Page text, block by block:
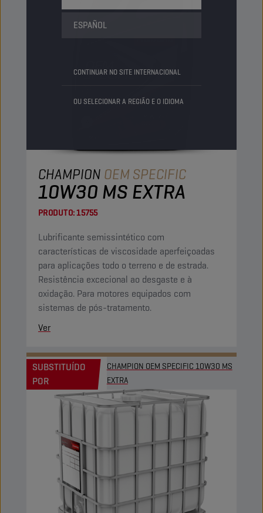
ESPAÑOL
CONTINUAR NO SITE INTERNACIONAL
OU SELECIONAR A REGIÃO E O IDIOMA
CHAMPION OEM SPECIFIC
10W30 MS EXTRA
PRODUTO:15755
Lubrificante semissintético com
características de viscosidade aperfeiçoadas
para aplicações todo o terreno e de estrada.
Resistência excecional ao desgaste e à
oxidação. Para motores equipados com
sistemas de pós-tratamento.
Ver
SUBSTITUÍDO
POR
CHAMPION OEM SPECIFIC 10W30 MS
EXTRA